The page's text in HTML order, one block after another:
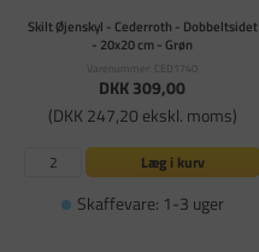
Skilt Øjenskyl - Cederroth - Dobbeltsidet
- 20x20 cm - Grøn
Varenummer: CED1740
DKK 309,00
(DKK 247,20 ekskl. moms)
Læg i kurv
Skaffevare: 1-3 uger